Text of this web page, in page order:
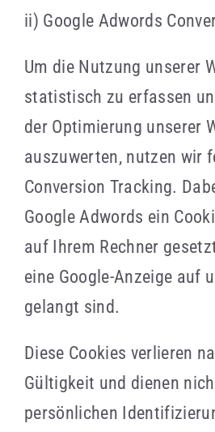
ii) Google Adwords
Um die Nutzung unserer
statistisch zu erfassen
der Optimierung unserer
auszuwerten, nutzen wir
Conversion Tracking.
Google Adwords ein
auf Ihrem Rechner
eine Google-Anzeige auf
gelangt sind.
Diese Cookies verlieren
Gültigkeit und dienen
persönlichen